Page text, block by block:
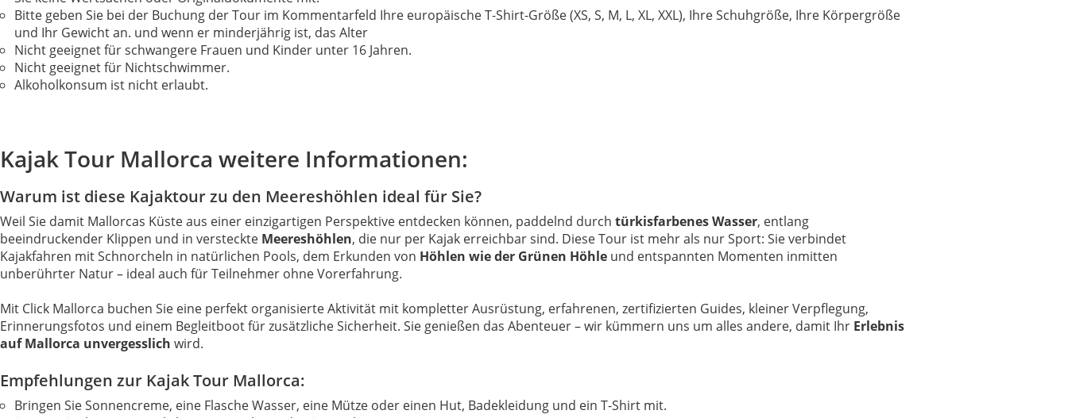
Bitte geben Sie bei der Buchung der Tour im Kommentarfeld Ihre europäische T-Shirt-Größe (XS, S, M, L, XL, XXL), Ihre Schuhgröße, Ihre Körpergröße
und Ihr Gewicht an. und wenn er minderjährig ist, das Alter
Nicht geeignet für schwangere Frauen und Kinder unter 16 Jahren.
Nicht geeignet für Nichtschwimmer.
Alkoholkonsum ist nicht erlaubt.
Kajak Tour Mallorca weitere Informationen:
Warum ist diese Kajaktour zu den Meereshöhlen ideal für Sie?
Weil Sie damit Mallorcas Küste aus einer einzigartigen Perspektive entdecken können, paddelnd durch türkisfarbenes Wasser, entlang
beeindruckender Klippen und in versteckte Meereshöhlen, die nur per Kajak erreichbar sind. Diese Tour ist mehr als nur Sport: Sie verbindet
Kajakfahren mit Schnorcheln in natürlichen Pools, dem Erkunden von Höhlen wie der Grünen Höhle und entspannten Momenten inmitten
unberührter Natur – ideal auch für Teilnehmer ohne Vorerfahrung.
Mit Click Mallorca buchen Sie eine perfekt organisierte Aktivität mit kompletter Ausrüstung, erfahrenen, zertifizierten Guides, kleiner Verpflegung,
Erinnerungsfotos und einem Begleitboot für zusätzliche Sicherheit. Sie genießen das Abenteuer – wir kümmern uns um alles andere, damit Ihr Erlebnis
auf Mallorca unvergesslich wird.
Empfehlungen zur Kajak Tour Mallorca:
Bringen Sie Sonnencreme, eine Flasche Wasser, eine Mütze oder einen Hut, Badekleidung und ein T-Shirt mit.